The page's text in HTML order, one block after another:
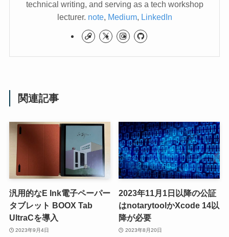
technical writing, and serving as a tech workshop
lecturer. note, Medium, LinkedIn
関連記事
汎用的なE Ink電子ペーパー
タブレット BOOX Tab
UltraCを導入
2023年9月4日
2023年11月1日以降の公証
はnotarytoolかXcode 14以
降が必要
2023年8月20日